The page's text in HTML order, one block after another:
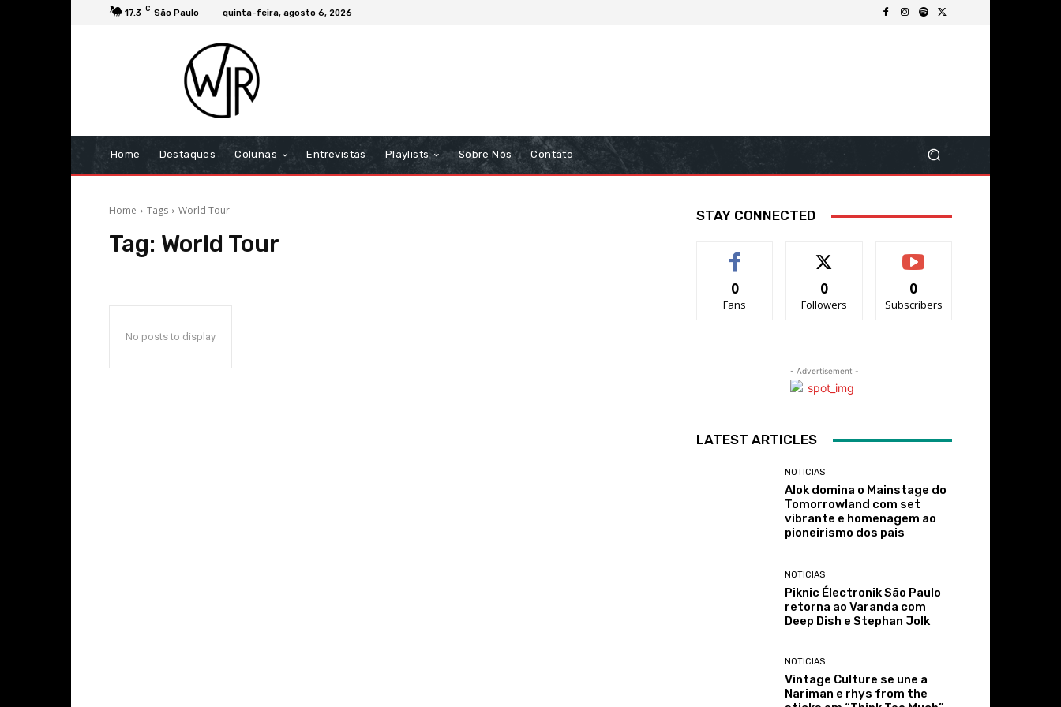
17.3 C São Paulo quinta-feira, agosto 6, 2026
Home Destaques Colunas Entrevistas Playlists Sobre Nós Contato
Home Tags World Tour
Tag: World Tour
No posts to display
STAY CONNECTED
0
Fans
0
Followers
0
Subscribers
- Advertisement -
LATEST ARTICLES
NOTICIAS
Alok domina o Mainstage do
Tomorrowland com set
vibrante e homenagem ao
pioneirismo dos pais
NOTICIAS
Piknic Électronik São Paulo
retorna ao Varanda com
Deep Dish e Stephan Jolk
NOTICIAS
Vintage Culture se une a
Nariman e rhys from the